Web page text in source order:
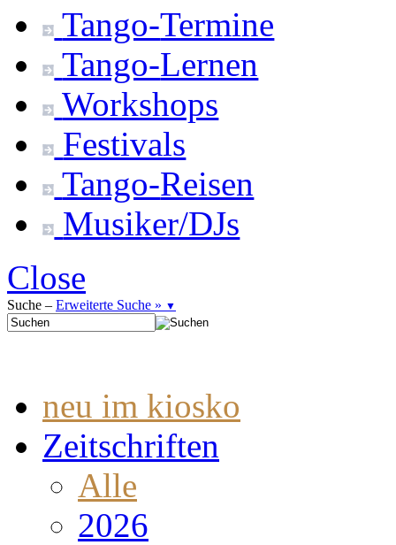
Tango-Termine
Tango-Lernen
Workshops
Festivals
Tango-Reisen
Musiker/DJs
Close
Suche – Erweiterte Suche » ▼
neu im kiosko
Zeitschriften
Alle
2026